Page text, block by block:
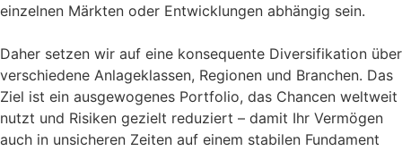
einzelnen Märkten oder Entwicklungen abhängig sein.
Daher setzen wir auf eine konsequente Diversifikation über
verschiedene Anlageklassen, Regionen und Branchen. Das
Ziel ist ein ausgewogenes Portfolio, das Chancen weltweit
nutzt und Risiken gezielt reduziert – damit Ihr Vermögen
auch in unsicheren Zeiten auf einem stabilen Fundament